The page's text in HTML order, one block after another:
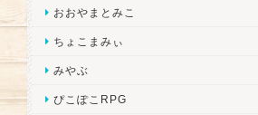
おおやまとみこ
ちょこまみぃ
みやぶ
ぴこぽこRPG